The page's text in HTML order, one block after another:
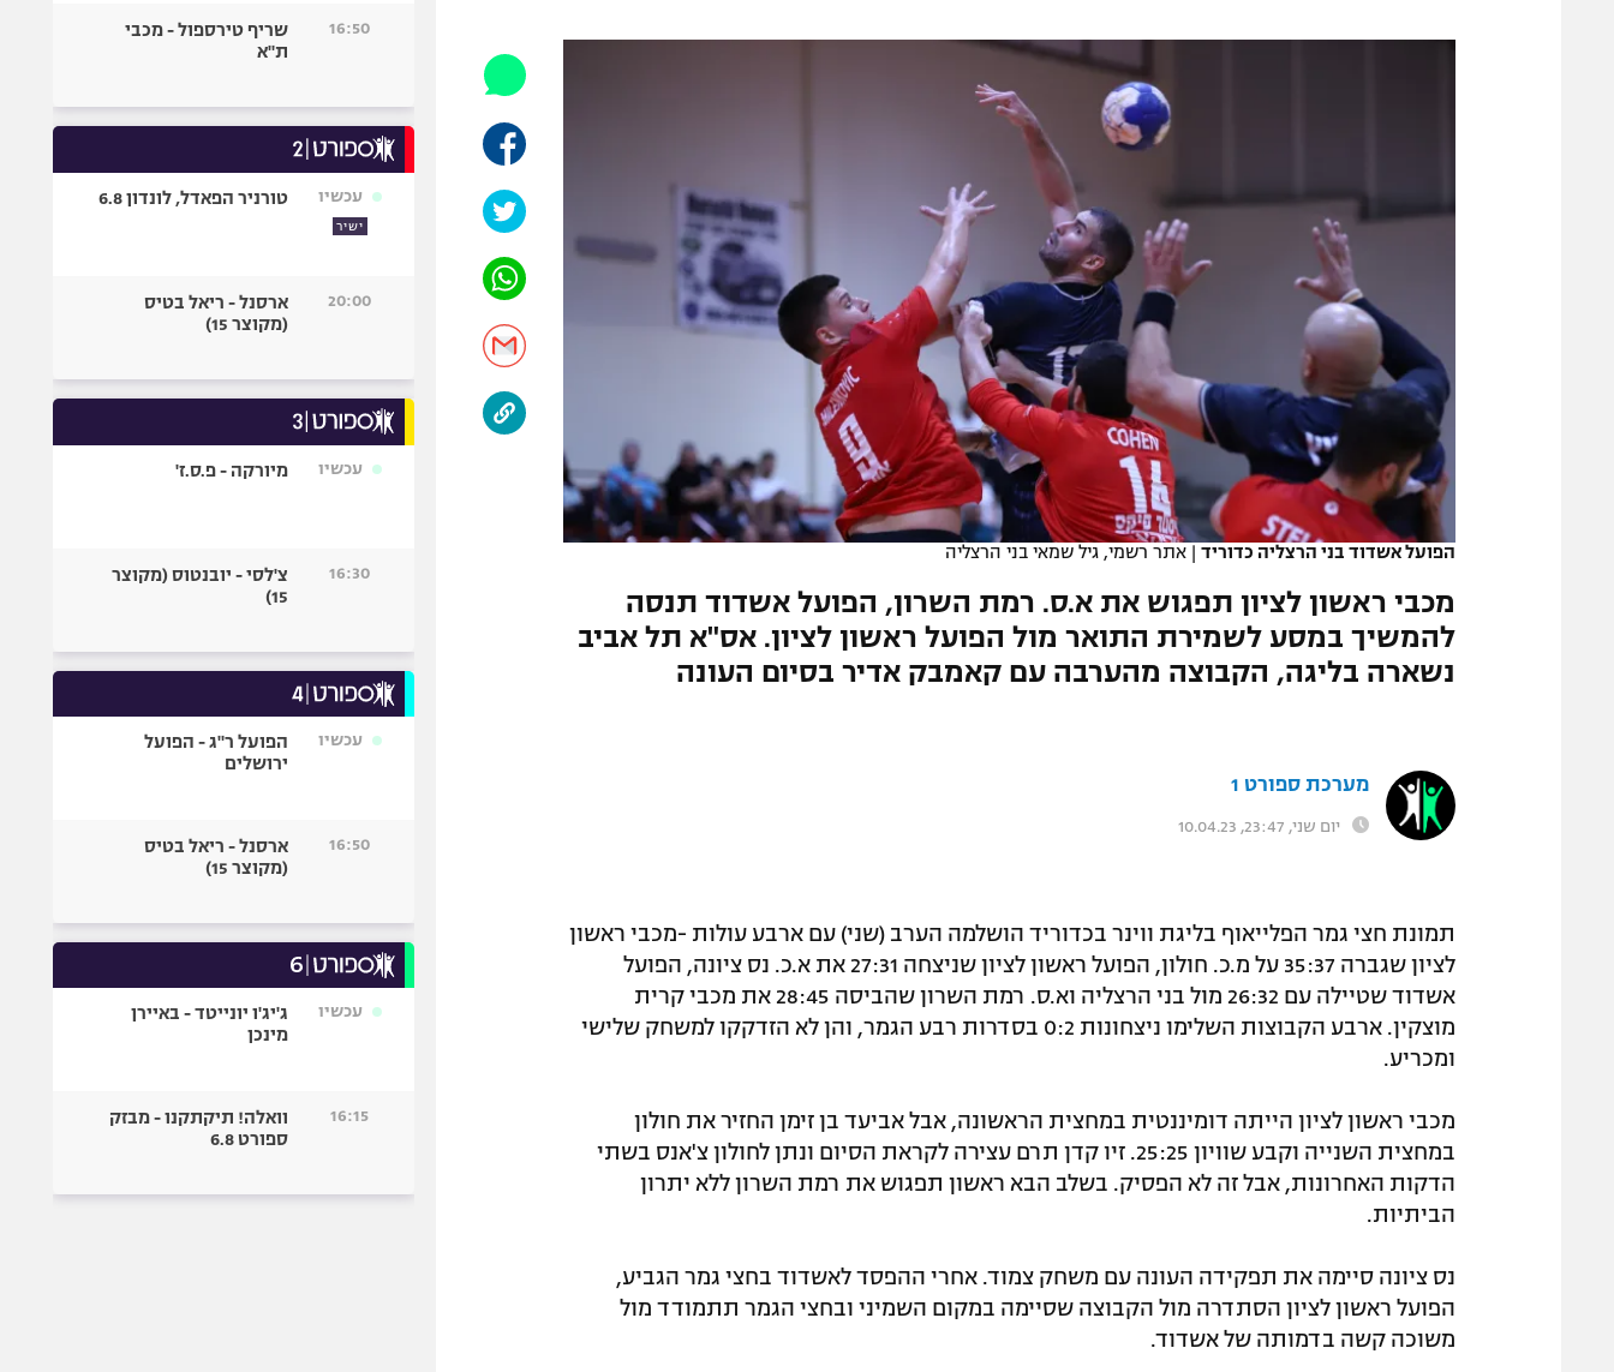
גיימינג E-Sports
מדיניות פרטיות
תקנון פעילות ספורט 1
רשיון להקרנה פומבית לבית עסק
הצטרפות לחבילת הערוצים
לוח דרושים – ג'ובנט
המגזין
הפועל תל אביב
הפועל חיפה
הפועל באר שבע
מכבי נתניה
בני יהודה
ליגה סינית
אופניים
כדורמים
פוטבול אמריקאי NFL
גיימינג E-Sports
הפועל אשדוד בני הרצליה כדוריד | אתר רשמי, גיל שמאי בני הרצליה
מכבי ראשון לציון תפגוש את א.ס. רמת השרון, הפועל אשדוד תנסה
להמשיך במסע לשמירת התואר מול הפועל ראשון לציון. אס"א תל אביב
נשארה בליגה, הקבוצה מהערבה עם קאמבק אדיר בסיום העונה
מערכת ספורט 1
יום שני, 23:47, 10.04.23
תמונת חצי גמר הפלייאוף בליגת ווינר בכדוריד הושלמה הערב (שני) עם ארבע עולות -מכבי ראשון
לציון שגברה 35:37 על מ.כ. חולון, הפועל ראשון לציון שניצחה 27:31 את א.כ. נס ציונה, הפועל
אשדוד שטיילה עם 26:32 מול בני הרצליה וא.ס. רמת השרון שהביסה 28:45 את מכבי קרית
מוצקין. ארבע הקבוצות השלימו ניצחונות 0:2 בסדרות רבע הגמר, והן לא הזדקקו למשחק שלישי
ומכריע.
מכבי ראשון לציון הייתה דומיננטית במחצית הראשונה, אבל אביעד בן זימן החזיר את חולון
במחצית השנייה וקבע שוויון 25:25. זיו קדן תרם עצירה לקראת הסיום ונתן לחולון צ'אנס בשתי
הדקות האחרונות, אבל זה לא הפסיק. בשלב הבא ראשון תפגוש את רמת השרון ללא יתרון
הביתיות.
נס ציונה סיימה את תפקידה העונה עם משחק צמוד. אחרי ההפסד לאשדוד בחצי גמר הגביע,
הפועל ראשון לציון הסתדרה מול הקבוצה שסיימה במקום השמיני ובחצי הגמר תתמודד מול
משוכה קשה בדמותה של אשדוד.
16:50
שריף טירספול - מכבי
ת"א
עכשיו
ישיר
טורניר הפאדל, לונדון 6.8
20:00
ארסנל - ריאל בטיס
(מקוצר 15)
עכשיו מיורקה - פ.ס.ז'
16:30
צ'לסי - יובנטוס (מקוצר
15)
עכשיו
הפועל ר"ג - הפועל
ירושלים
16:50
ארסנל - ריאל בטיס
(מקוצר 15)
עכשיו
ג'יג'ו יונייטד - באיירן
מינכן
16:15
וואלה! תיקתקנו - מבזק
ספורט 6.8